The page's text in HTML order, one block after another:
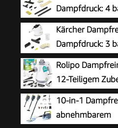
Dampfdruck: 4
Fläche: ca. 130
inkl. Bodenreinigungsset
Mikrofaser-Überzug und
Kärcher
Dampfdruck: 3
Leistung: 1.200
m², Tank: 200 ml, mit
Powerdüse, Mikrofaser-
Rolipo
12-Teiligem
Cleaner für
Fenster, Polster &
Hochdruck-Dampf gegen
10-in-1
abnehmbarem